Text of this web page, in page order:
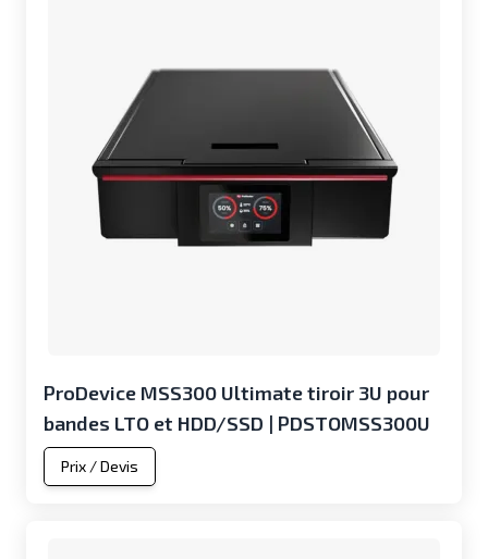
ProDevice MSS300 Ultimate tiroir 3U pour
bandes LTO et HDD/SSD | PDSTOMSS300U
Prix / Devis